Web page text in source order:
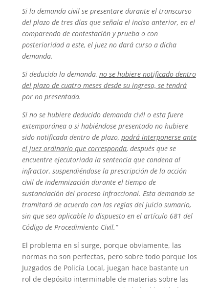
Si la demanda civil se presentare durante el transcurso
del plazo de tres días que señala el inciso anterior, en el
comparendo de contestación y prueba o con
posterioridad a este, el juez no dará curso a dicha
demanda.
Si deducida la demanda, no se hubiere notificado dentro
del plazo de cuatro meses desde su ingreso, se tendrá
por no presentada.
Si no se hubiere deducido demanda civil o esta fuere
extemporánea o si habiéndose presentado no hubiere
sido notificada dentro de plazo, podrá interponerse ante
el juez ordinario que corresponda, después que se
encuentre ejecutoriada la sentencia que condena al
infractor, suspendiéndosela prescripción de la acción
civil de indemnización durante el tiempo de
sustanciación del proceso infraccional. Esta demanda se
tramitará de acuerdo con las reglas del juicio sumario,
sin que sea aplicable lo dispuesto en el artículo 681 del
Código de Procedimiento Civil.”
El problema en sí surge, porque obviamente, las
normas no son perfectas, pero sobre todo porque los
Juzgados de Policía Local, juegan hace bastante un
rol de depósito interminable de materias sobre las